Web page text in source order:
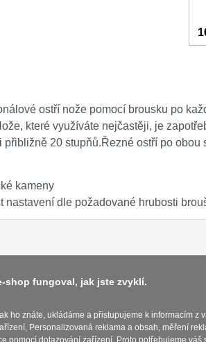
ostří nože pomocí brousku po
které využíváte nejčastěji, je
přibližně 20 stupňů.Řezné ostří po
kameny
nastavení dle požadované hrubosti
shop fungoval, jak jste zvyklí.
ho znáte, ukládáme a přistupujeme k informacím
Personalizovaná reklama a obsah, měření
pomocí dotazování zařízení. Proto potřebujeme